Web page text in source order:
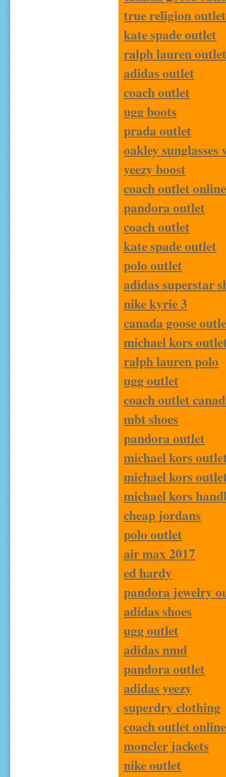
true religion outlet
kate spade outlet
ralph lauren
adidas outlet
coach outlet
ugg boots
prada outlet
oakley sunglasses
yeezy boost
coach outlet online
pandora outlet
coach outlet
kate spade outlet
polo outlet
adidas superstar
nike kyrie 3
canada goose
michael kors
ralph lauren polo
ugg outlet
coach outlet
mbt shoes
pandora outlet
michael kors
michael kors
michael kors
cheap jordans
polo outlet
air max 2017
ed hardy
pandora jewelry
adidas shoes
ugg outlet
adidas nmd
pandora outlet
adidas yeezy
superdry clothing
coach outlet online
moncler jackets
nike outlet